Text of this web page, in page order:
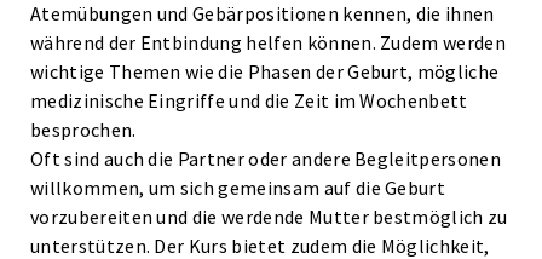
Atemübungen und Gebärpositionen kennen, die ihnen
während der Entbindung helfen können. Zudem werden
wichtige Themen wie die Phasen der Geburt, mögliche
medizinische Eingriffe und die Zeit im Wochenbett
besprochen.
Oft sind auch die Partner oder andere Begleitpersonen
willkommen, um sich gemeinsam auf die Geburt
vorzubereiten und die werdende Mutter bestmöglich zu
unterstützen. Der Kurs bietet zudem die Möglichkeit,